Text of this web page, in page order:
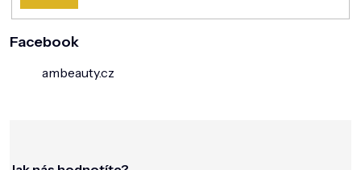
SE
Facebook
ambeauty.cz